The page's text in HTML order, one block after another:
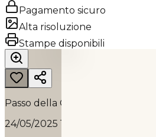
Pagamento sicuro
Alta risoluzione
Stampe disponibili
Passo della Cisa
24/05/2025 15:13